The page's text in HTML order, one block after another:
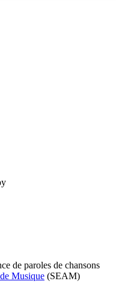
de paroles de chansons
Musique (SEAM)